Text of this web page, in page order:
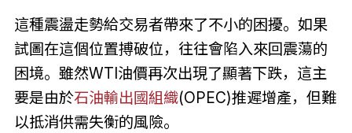
這種震盪走勢給交易者帶來了不小的困擾。如果
試圖在這個位置搏破位，往往會陷入來回震蕩的
困境。雖然WTI油價再次出現了顯著下跌，這主
要是由於石油輸出國組織(OPEC)推遲增產，但難
以抵消供需失衡的風險。